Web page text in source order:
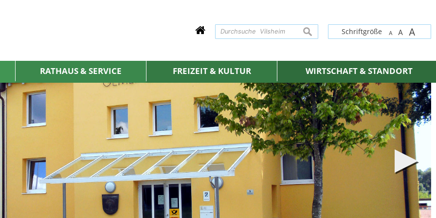
Schriftgröße A A A
suchen
RATHAUS & SERVICE FREIZEIT & KULTUR WIRTSCHAFT & STANDORT